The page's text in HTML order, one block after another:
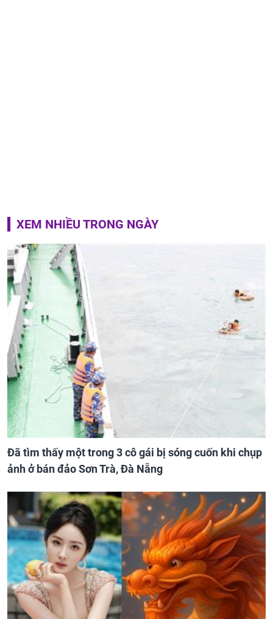
XEM NHIỀU TRONG NGÀY
Đã tìm thấy một trong 3 cô gái bị sóng cuốn khi chụp
ảnh ở bán đảo Sơn Trà, Đà Nẵng